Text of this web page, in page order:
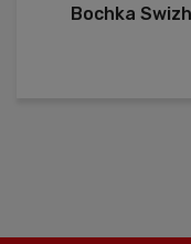
Bochka